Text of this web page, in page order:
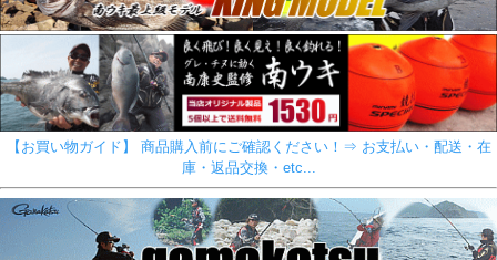
【お買い物ガイド】 商品購入前にご確認ください！⇒ お支払い・配送・在
庫・返品交換・etc...